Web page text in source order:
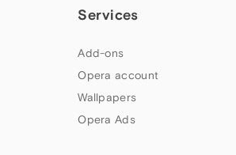
Services
Add-ons
Opera account
Wallpapers
Opera Ads